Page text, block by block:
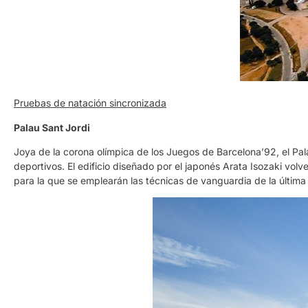
Pruebas de natación sincronizada
Palau Sant Jordi
Joya de la corona olímpica de los Juegos de Barcelona’92, el
deportivos. El edificio diseñado por el japonés Arata Isozaki
para la que se emplearán las técnicas de vanguardia de la